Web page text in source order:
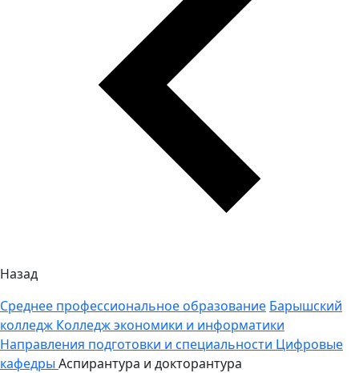
Назад
Среднее профессиональное образование Барышский
колледж Колледж экономики и информатики
Направления подготовки и специальности Цифровые
кафедры Аспирантура и докторантура